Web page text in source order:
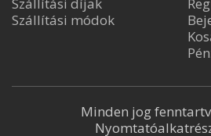
Szállítási módok
Minden jog